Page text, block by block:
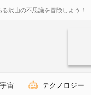
沢山の不思議を冒険しよう！
宇宙 テクノロジー